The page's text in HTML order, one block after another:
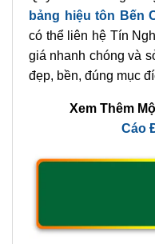
bảng hiệu tôn Bến
có thể liên hệ Tín
giá nhanh chóng và
đẹp, bền, đúng mục
Xem Thêm
Cáo